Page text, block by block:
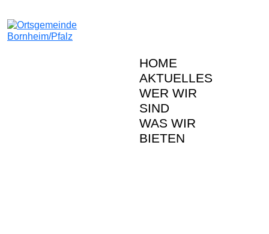
HOME
AKTUELLES
WER WIR
SIND
WAS WIR
BIETEN